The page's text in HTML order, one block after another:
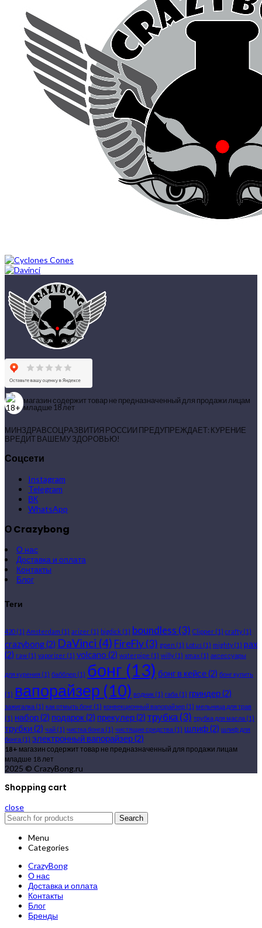
магазин содержит товар не предназначенный для продажи лицам
младше 18 лет
МИНЗДРАВСОЦРАЗВИТИЯ РОССИИ ПРЕДУПРЕЖДАЕТ: КУРЕНИЕ
ВРЕДИТ ВАШЕМУ ЗДОРОВЬЮ!
Соцсети
Instagram
Telegram
ВК
WhatsApp
О Crazybong
О нас
Доставка и оплата
Контакты
Блог
Теги
420 (1) Amsterdam (1) arizer (1) bigdick (1) boundless (3) Clipper (1) crafty(1)
crazybong(2) DaVinci (4) FireFly(3) gpen (1) Lotus (1) mighty(1) pax
(2) raw (1) vaporizer (1) volcano (2) waterpipe (1) willy(1) xmax (1) аксессуары
для курения (1) бабблер (1) бонг (13) бонг в кейсе(2) бонг купить
(1) вапорайзер (10) водник (1) габа (1) гриндер(2)
зажигалка (1) как отмыть бонг (1) конвекционный вапорайзер (1) мельница для трав
(1) набор(2) подарок(2) прекулер(2) трубка(3) трубка для масла (1)
трубки(2) чай (1) чистка бонга (1) чистящие средства (1) шлиф(2) шлиф для
бонга (1) электронный вапорайзер(2)
18+ магазин содержит товар не предназначенный для продажи лицам
младше 18 лет
2025 © CrazyBong.ru
Shopping cart
close
Search
Menu
Categories
CrazyBong
О нас
Доставка и оплата
Контакты
Блог
Бренды